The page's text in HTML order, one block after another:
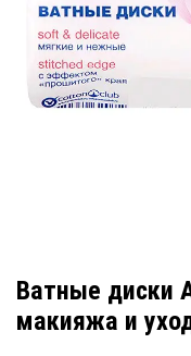
Ватные диски
макияжа и